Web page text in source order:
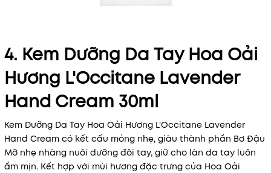
4. Kem Dưỡng Da Tay Hoa Oải
Hương L'Occitane Lavender
Hand Cream 30ml
Kem Dưỡng Da Tay Hoa Oải Hương L'Occitane Lavender
Hand Cream có kết cấu mỏng nhẹ, giàu thành phần Bơ Đậu
Mỡ nhẹ nhàng nuôi dưỡng đôi tay, giữ cho làn da tay luôn
ẩm mịn. Kết hợp với mùi hương đặc trưng của Hoa Oải